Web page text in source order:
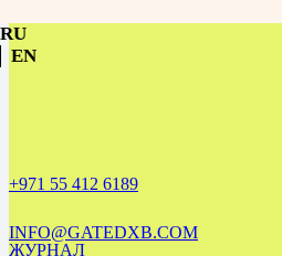
RU
EN
+971 55 412 6189
INFO@GATEDXB.COM
ЖУРНАЛ